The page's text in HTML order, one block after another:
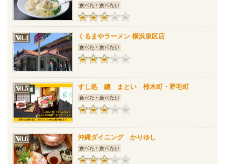
くるまやラーメン 横浜泉区店
すし処 纏 まとい 桜木町・野毛町
沖縄ダイニング かりゆし